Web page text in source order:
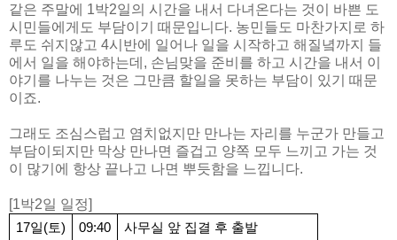
같은 주말에 1박2일의 시간을 내서 다녀온다는 것이 바쁜 도
시민들에게도 부담이기 때문입니다. 농민들도 마찬가지로 하
루도 쉬지않고 4시반에 일어나 일을 시작하고 해질녘까지 들
에서 일을 해야하는데, 손님맞을 준비를 하고 시간을 내서 이
야기를 나누는 것은 그만큼 할일을 못하는 부담이 있기 때문
이죠.
그래도 조심스럽고 염치없지만 만나는 자리를 누군가 만들고
부담이되지만 막상 만나면 즐겁고 양쪽 모두 느끼고 가는 것
이 많기에 항상 끝나고 나면 뿌듯함을 느낍니다.
[1박2일 일정]
17일(토) 09:40
사무실 앞 집결 후 출발